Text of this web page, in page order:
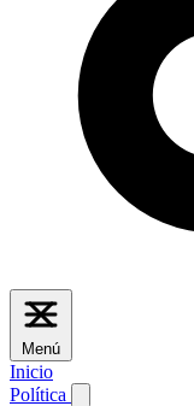
Menú
Inicio
Política